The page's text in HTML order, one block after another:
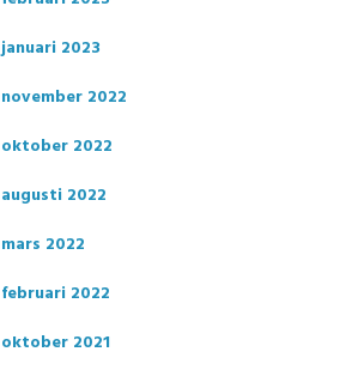
januari 2023
november 2022
oktober 2022
augusti 2022
mars 2022
februari 2022
oktober 2021